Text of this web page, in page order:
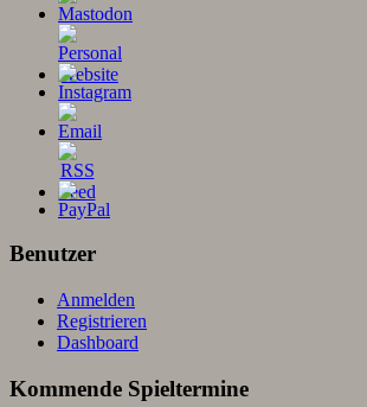
Benutzer
Anmelden
Registrieren
Dashboard
Kommende Spieltermine